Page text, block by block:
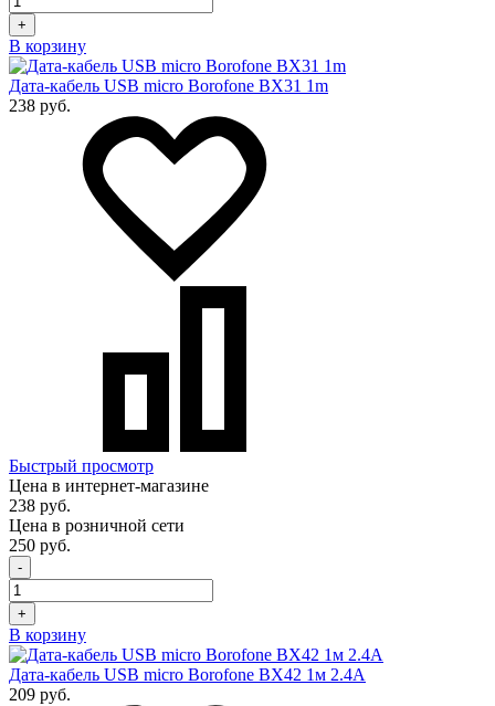
+
В корзину
Дата-кабель USB micro Borofone BX31 1m
238 руб.
Быстрый просмотр
Цена в интернет-магазине
238 руб.
Цена в розничной сети
250 руб.
-
+
В корзину
Дата-кабель USB micro Borofone BX42 1м 2.4А
209 руб.